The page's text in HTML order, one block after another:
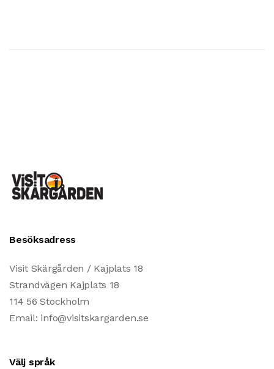
Besöksadress
Visit Skärgården / Kajplats 18
Strandvägen Kajplats 18
114 56 Stockholm
Email: info@visitskargarden.se
Välj språk